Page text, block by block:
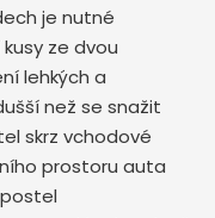
je nutné
ze dvou
lehkých a
než se snažit
skrz vchodové
prostoru auta